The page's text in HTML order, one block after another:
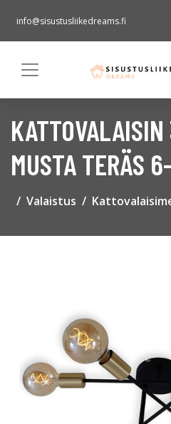
info@sisustusliikedreams.fi
MUSTA TERÄS
Valaistus